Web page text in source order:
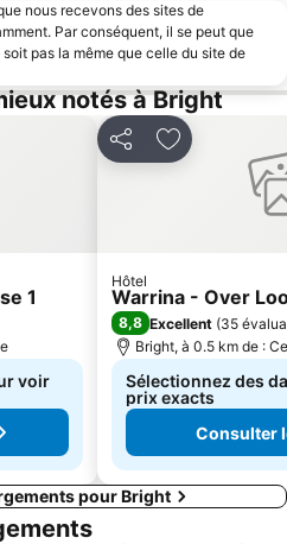
nous recevons des sites de
Par conséquent, il se peut que
pas la même que celle du site de
notés à Bright
1
voir
PartagerAjouter à
Hôtel
Warrina - Over
8,8 Excellent (35
Bright, à 0.5 km de :
Sélectionnez des
prix exacts
Consulter
pour Bright